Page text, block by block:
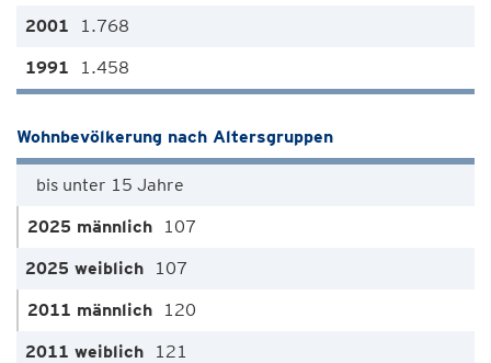
1.768
1.458
Wohnbevölkerung nach Altersgruppen
bis unter 15 Jahre
107
107
120
121